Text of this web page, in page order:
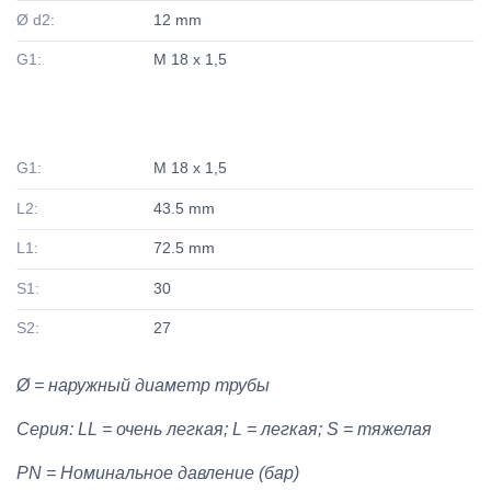
Ø d2: 12 mm
G1: M 18 x 1,5
G1: M 18 x 1,5
L2: 43.5 mm
L1: 72.5 mm
S1: 30
S2: 27
Ø = наружный диаметр трубы
Серия: LL = очень легкая; L = легкая; S = тяжелая
PN = Номинальное давление (бар)